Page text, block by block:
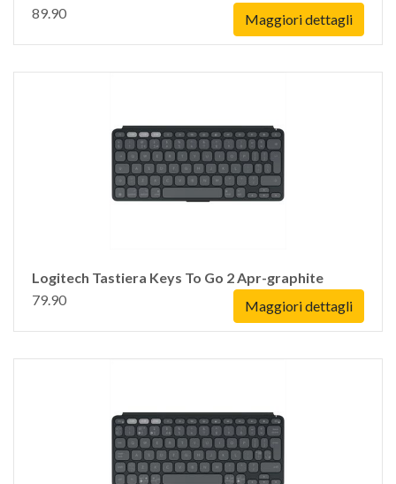
89.90
Maggiori dettagli
Logitech Tastiera Keys To Go 2 Apr-graphite
79.90
Maggiori dettagli